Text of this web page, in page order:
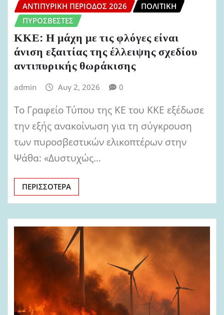
ΑΝΤΙΠΥΡΙΚΉ ΠΕΡΊΟΔΟΣ 2026
ΠΟΛΙΤΙΚΉ
ΠΥΡΟΣΒΈΣΤΕΣ
ΚΚΕ: Η μάχη με τις φλόγες είναι
άνιση εξαιτίας της έλλειψης σχεδίου
αντιπυρικής θωράκισης
admin Αυγ 2, 2026 0
Το Γραφείο Τύπου της ΚΕ του ΚΚΕ εξέδωσε
την εξής ανακοίνωση για τη σύγκρουση
των πυροσβεστικών ελικοπτέρων στην
Ψάθα: «Δυστυχώς…
ΠΕΡΙΣΣΌΤΕΡΑ